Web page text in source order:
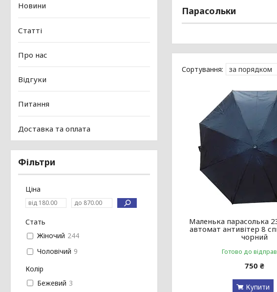
Парасольки
Маленька парасолька
автомат антивітер 8
чорний
Готово до
750 ₴
Купити
Новини
Статті
Про нас
Відгуки
Питання
Доставка та оплата
Фільтри
Ціна
Стать
Жіночий 244
Чоловічий 9
Колір
Бежевий 3